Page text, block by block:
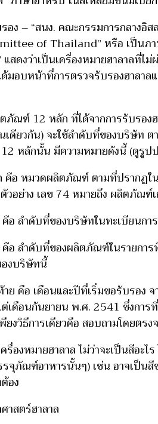
อง – “สนง. คณะกรรมการกลางอิ
of Thailand” หรือ เป็นภา
สดงว่าเป็นเครื่องหมายฮาลาลที่ไ
มอบหน้าที่การตรวจรับรองฮาลา
ภัณฑ์ 12 หลัก ที่ได้จากการรับรอง
เดียวกัน) จะใช้ลำดับที่ของบริษัท
12 หลักนั้น มีความหมายดังนี้ (ดูรูป
คือ หมวดผลิตภัณฑ์ ตามที่ปรากฏใ
วอย่าง เลข 74 หมายถึง ผลิตภัณฑ์
อ ลำดับที่ของบริษัทในทะเบียนก
อ ลำดับที่ของผลิตภัณฑ์ในรายกา
งบริษัทนี้
ย คือ เดือนและปีที่เริ่มขอรับรอง
ดือนกันยายน พ.ศ. 2541 ซึ่งการที่
งวิธีการเดียวคือ สอบถามโดยตร
รื่องหมายฮาลาล ไม่ว่าจะเป็นสีอ
จุภัณฑ์อาหารนั้นๆ) เช่น อาจเป็นสี
อง
าสตร์ฮาลาล